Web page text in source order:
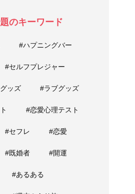
のキーワード
#ハプニングバー
#セルフプレジャー
ッズ #ラブグッズ
#恋愛心理テスト
#セフレ #恋愛
#既婚者 #開運
#あるある